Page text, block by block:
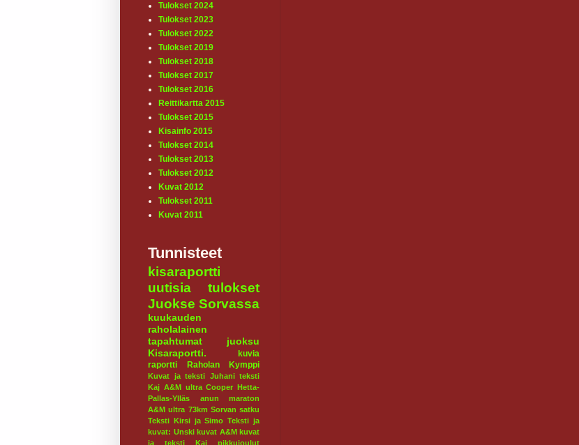
Tulokset 2024
Tulokset 2023
Tulokset 2022
Tulokset 2019
Tulokset 2018
Tulokset 2017
Tulokset 2016
Reittikartta 2015
Tulokset 2015
Kisainfo 2015
Tulokset 2014
Tulokset 2013
Tulokset 2012
Kuvat 2012
Tulokset 2011
Kuvat 2011
Tunnisteet
kisaraportti
uutisia
tulokset
Juokse Sorvassa
kuukauden
raholalainen
tapahtumat
juoksu
Kisaraportti.
kuvia
raportti
Raholan Kymppi
Kuvat ja teksti Juhani teksti
Kaj A&M ultra Cooper Hetta-
Pallas-Ylläs
anun maraton
A&M ultra 73km Sorvan satku
Teksti Kirsi ja Simo Teksti ja
kuvat: Unski kuvat A&M kuvat
ja teksti Kaj
pikkujoulut